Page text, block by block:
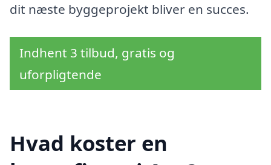
dit næste byggeprojekt bliver en succes.
Indhent 3 tilbud, gratis og
uforpligtende
Hvad koster en